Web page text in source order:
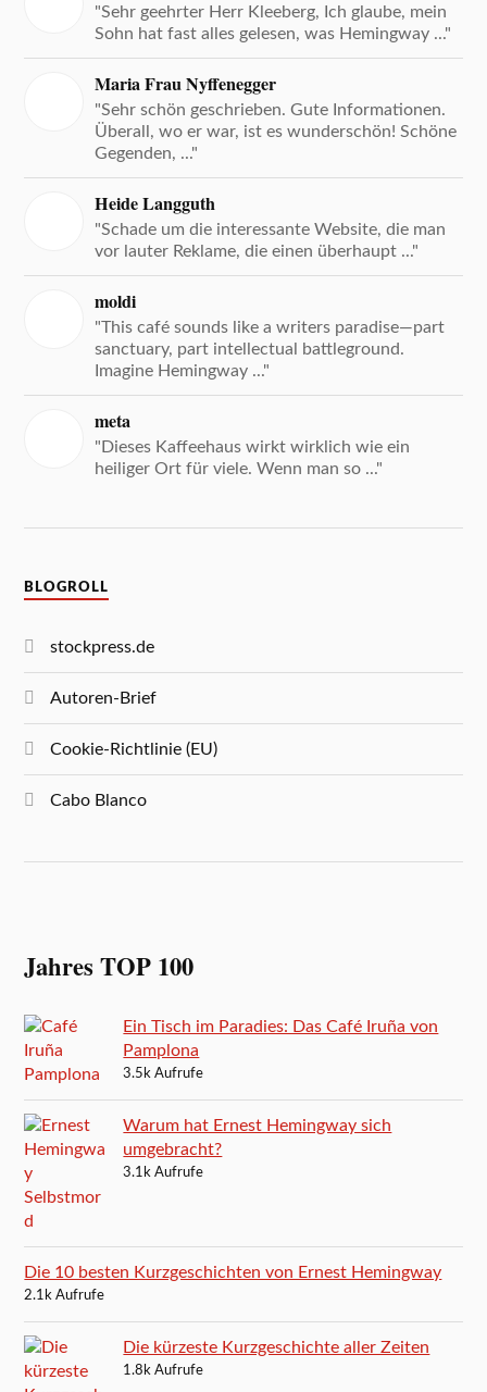
"Sehr geehrter Herr Kleeberg, Ich glaube, mein
Sohn hat fast alles gelesen, was Hemingway ..."
Maria Frau Nyffenegger
"Sehr schön geschrieben. Gute Informationen.
Überall, wo er war, ist es wunderschön! Schöne
Gegenden, ..."
Heide Langguth
"Schade um die interessante Website, die man
vor lauter Reklame, die einen überhaupt ..."
moldi
"This café sounds like a writers paradise—part
sanctuary, part intellectual battleground.
Imagine Hemingway ..."
meta
"Dieses Kaffeehaus wirkt wirklich wie ein
heiliger Ort für viele. Wenn man so ..."
BLOGROLL
stockpress.de
Autoren-Brief
Cookie-Richtlinie (EU)
Cabo Blanco
Jahres TOP 100
Ein Tisch im Paradies: Das Café Iruña von
Pamplona
3.5k Aufrufe
Warum hat Ernest Hemingway sich
umgebracht?
3.1k Aufrufe
Die 10 besten Kurzgeschichten von Ernest Hemingway
2.1k Aufrufe
Die kürzeste Kurzgeschichte aller Zeiten
1.8k Aufrufe